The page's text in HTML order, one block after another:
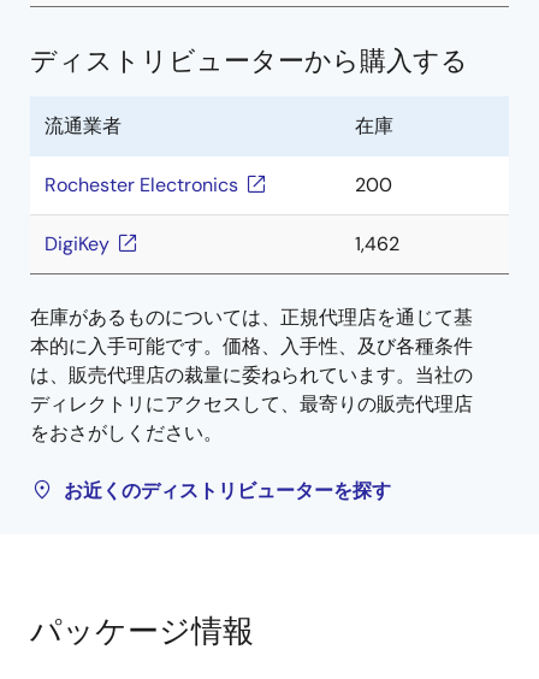
ディストリビューターから購入する
流通業者 在庫
Rochester Electronics 200
DigiKey 1,462
在庫があるものについては、正規代理店を通じて基
本的に入手可能です。価格、入手性、及び各種条件
は、販売代理店の裁量に委ねられています。当社の
ディレクトリにアクセスして、最寄りの販売代理店
をおさがしください。
お近くのディストリビューターを探す
パッケージ情報